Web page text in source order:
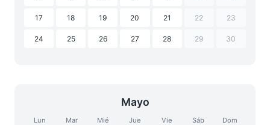
17 18 19 20 21 22 23
24 25 26 27 28 29 30
Mayo
Lun Mar Mié Jue Vie Sáb Dom